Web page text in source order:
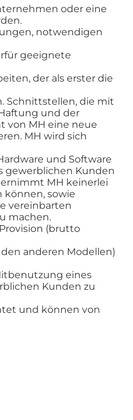
oder eine
notwendigen
geeignete
der als erster die
Schnittstellen, die mit
und der
von MH eine neue
MH wird sich
und Software
gewerblichen Kunden
MH keinerlei
können, sowie
vereinbarten
machen.
(brutto
anderen Modellen)
eines
Kunden zu
und können von